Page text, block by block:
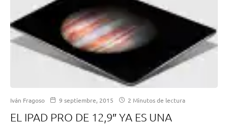
Iván Fragoso 9 septiembre, 2015 2 Minutos de lectura
EL IPAD PRO DE 12,9″ YA ES UNA